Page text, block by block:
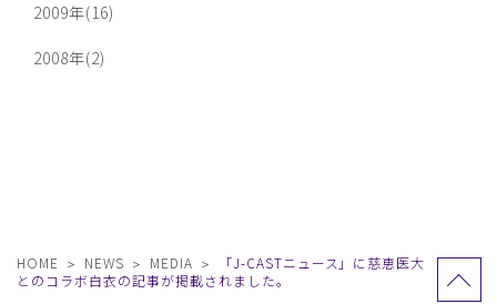
2009年(16)
2008年(2)
HOME NEWS MEDIA
「J-CASTニュース」に慈恵医大
とのコラボ白衣の記事が掲載されました。